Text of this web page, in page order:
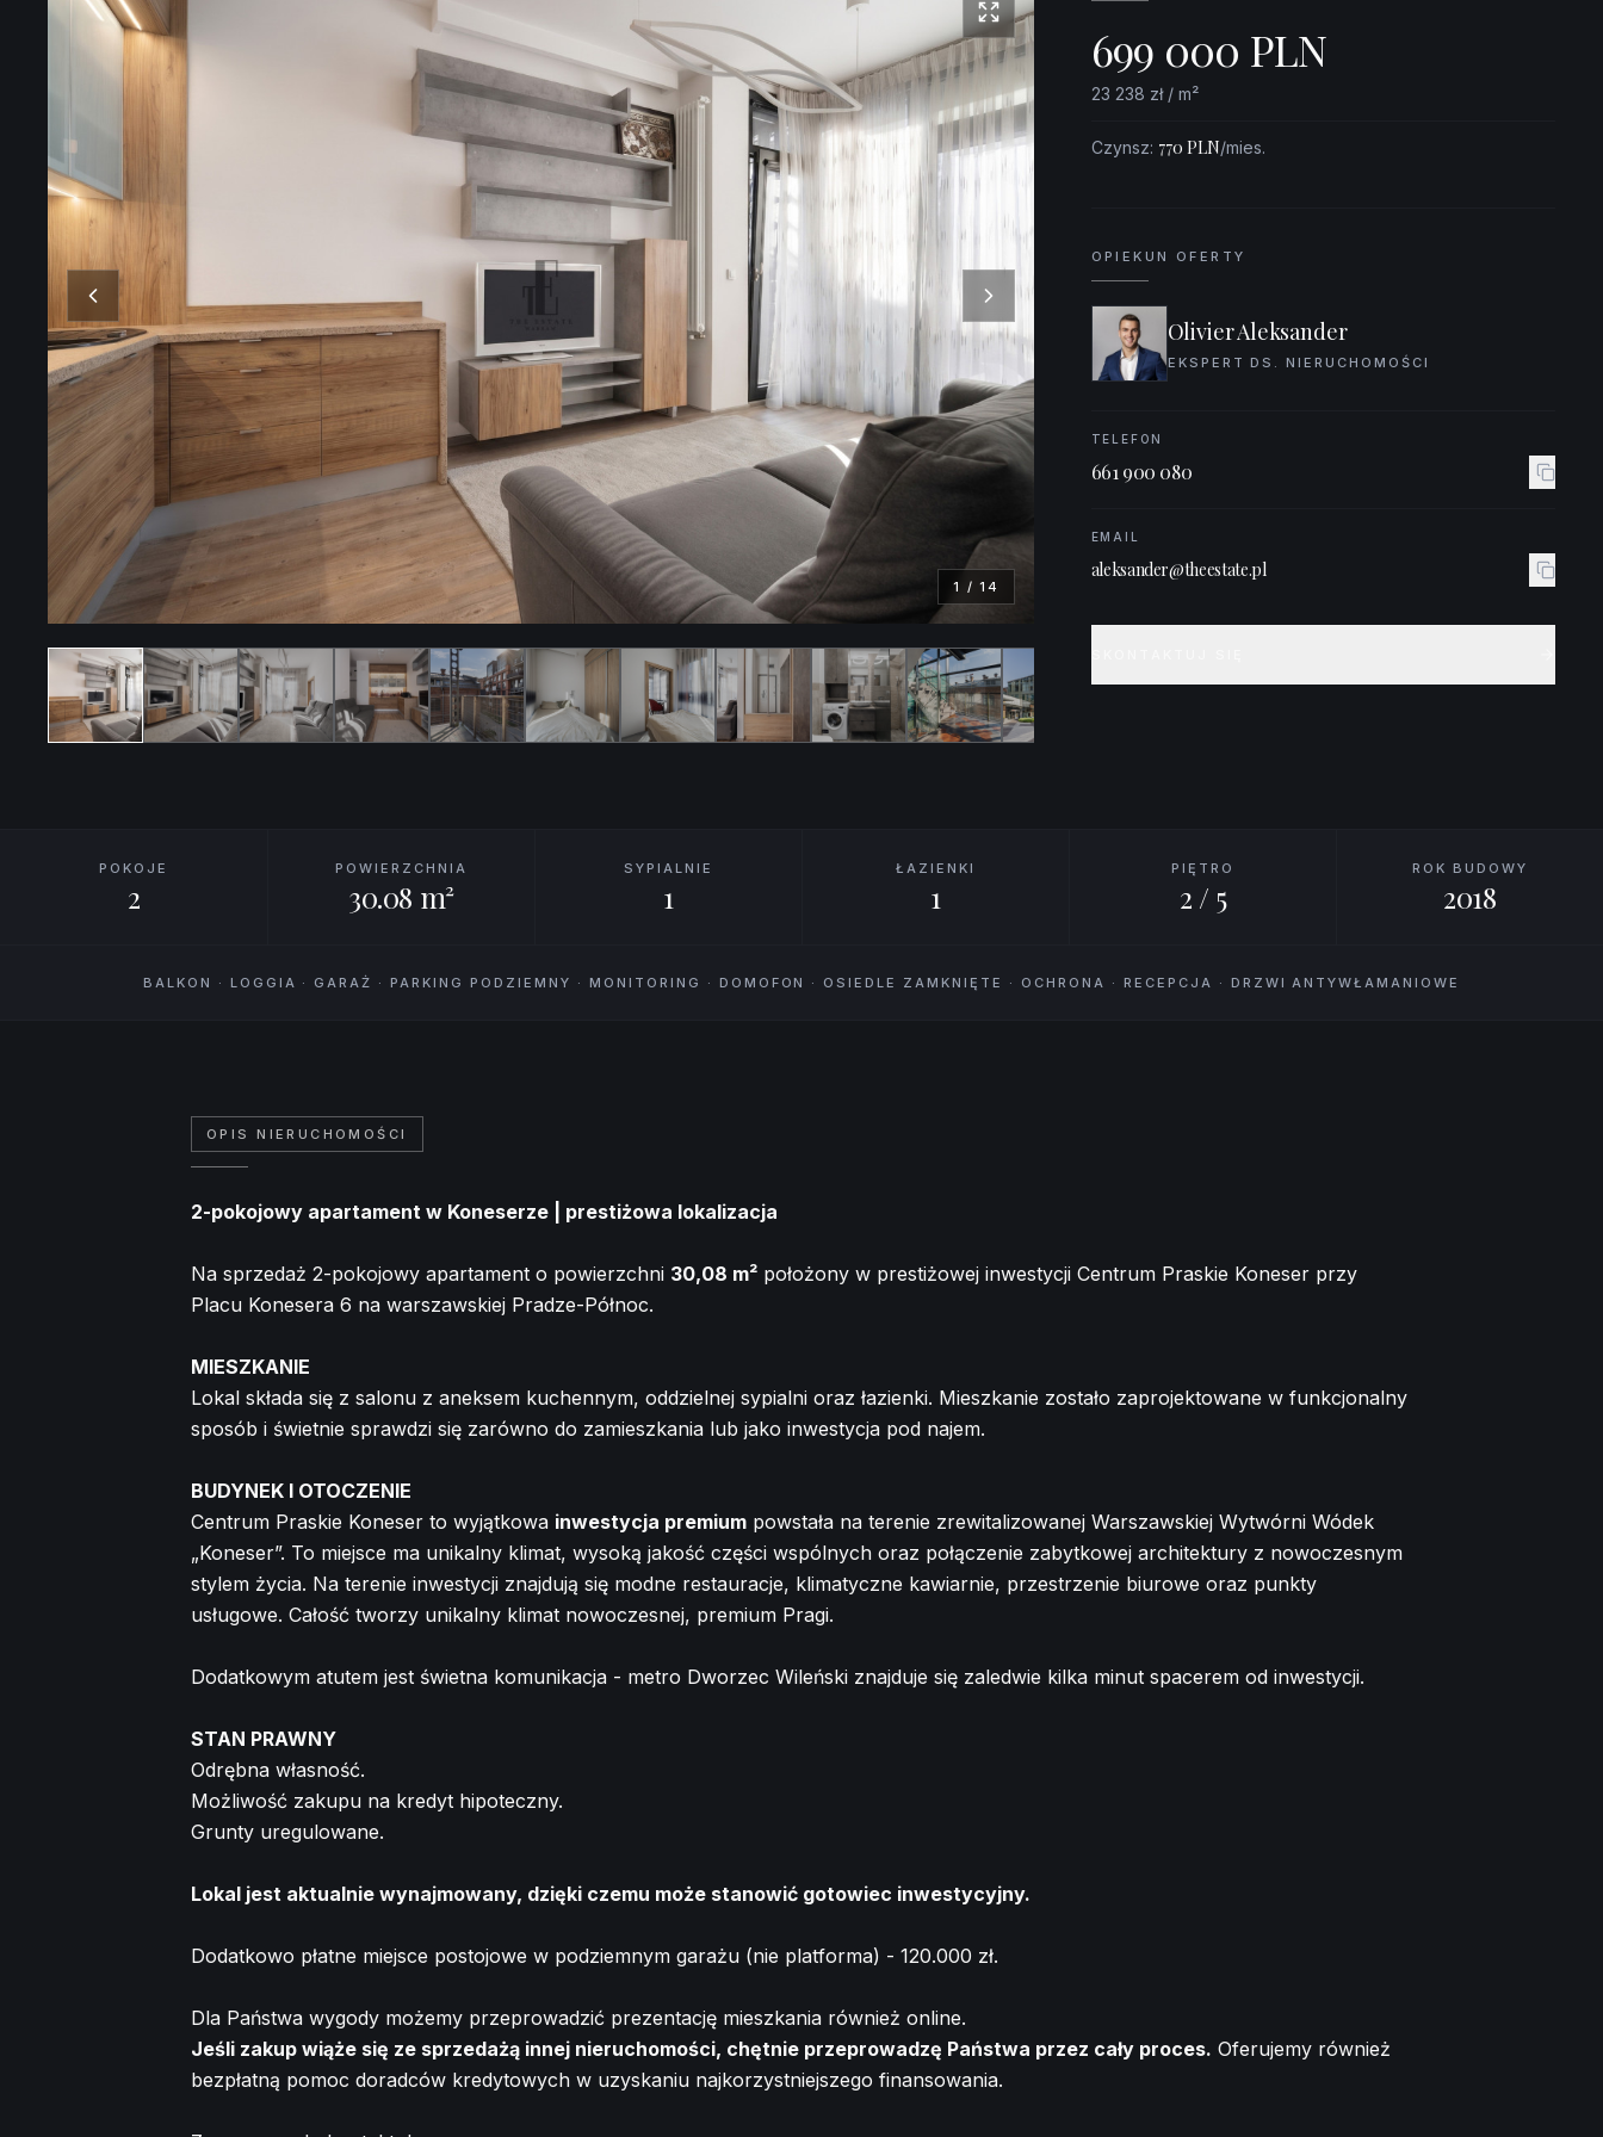
1 /14
699 000 PLN
23 238 zł / m²
Czynsz: 770 PLN/mies.
OPIEKUN OFERTY
Olivier Aleksander
EKSPERT DS. NIERUCHOMOŚCI
TELEFON
661 900 080
EMAIL
aleksander@theestate.pl
POKOJE
2
POWIERZCHNIA
30.08 m²
SYPIALNIE
1
ŁAZIENKI
1
PIĘTRO
2 / 5
ROK BUDOWY
2018
BALKON · LOGGIA · GARAŻ · PARKING PODZIEMNY · MONITORING · DOMOFON · OSIEDLE ZAMKNIĘTE · OCHRONA · RECEPCJA · DRZWI ANTYWŁAMANIOWE
OPIS NIERUCHOMOŚCI
2-pokojowy apartament w Koneserze | prestiżowa lokalizacja
Na sprzedaż 2-pokojowy apartament o powierzchni 30,08 m² położony w prestiżowej inwestycji Centrum Praskie Koneser przy
Placu Konesera 6 na warszawskiej Pradze-Północ.
MIESZKANIE
Lokal składa się z salonu z aneksem kuchennym, oddzielnej sypialni oraz łazienki. Mieszkanie zostało zaprojektowane w funkcjonalny
sposób i świetnie sprawdzi się zarówno do zamieszkania lub jako inwestycja pod najem.
BUDYNEK I OTOCZENIE
Centrum Praskie Koneser to wyjątkowa inwestycja premium powstała na terenie zrewitalizowanej Warszawskiej Wytwórni Wódek
„Koneser”. To miejsce ma unikalny klimat, wysoką jakość części wspólnych oraz połączenie zabytkowej architektury z nowoczesnym
stylem życia. Na terenie inwestycji znajdują się modne restauracje, klimatyczne kawiarnie, przestrzenie biurowe oraz punkty
usługowe. Całość tworzy unikalny klimat nowoczesnej, premium Pragi.
Dodatkowym atutem jest świetna komunikacja - metro Dworzec Wileński znajduje się zaledwie kilka minut spacerem od inwestycji.
STAN PRAWNY
Odrębna własność.
Możliwość zakupu na kredyt hipoteczny.
Grunty uregulowane.
Lokal jest aktualnie wynajmowany, dzięki czemu może stanowić gotowiec inwestycyjny.
Dodatkowo płatne miejsce postojowe w podziemnym garażu (nie platforma) - 120.000 zł.
Dla Państwa wygody możemy przeprowadzić prezentację mieszkania również online.
Jeśli zakup wiąże się ze sprzedażą innej nieruchomości, chętnie przeprowadzę Państwa przez cały proces. Oferujemy również
bezpłatną pomoc doradców kredytowych w uzyskaniu najkorzystniejszego finansowania.